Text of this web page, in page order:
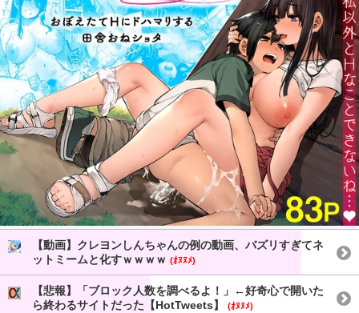
【動画】クレヨンしんちゃんの例の動画、バズリすぎてネ
ットミームと化すｗｗｗｗ (ｵﾇﾇﾒ)
【悲報】「ブロック人数を調べるよ！」←好奇心で開いた
ら終わるサイトだった【HotTweets】
(ｵﾇﾇﾒ)